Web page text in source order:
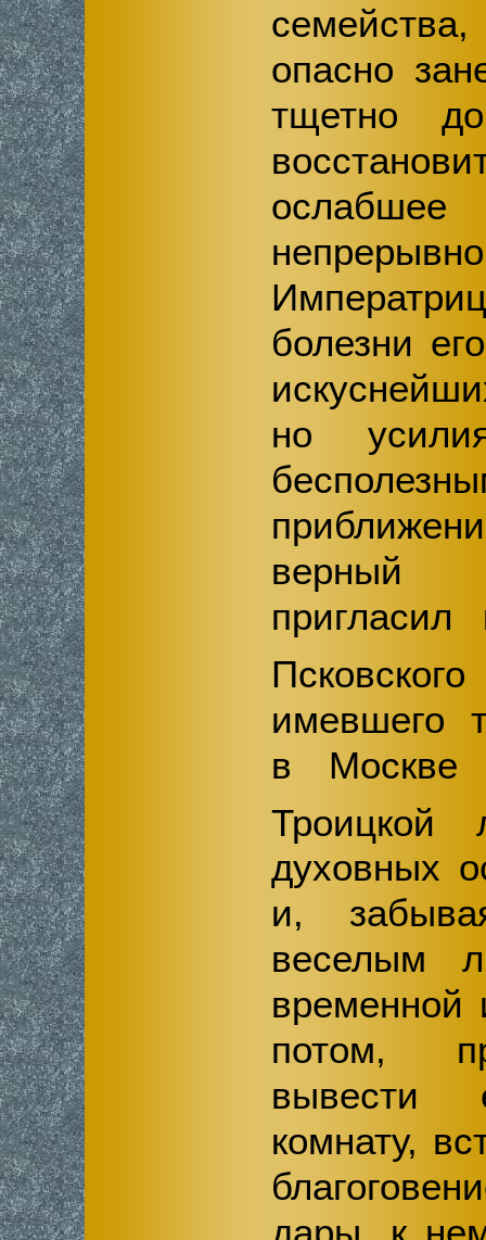
опасно
тщетно
ослабшее
болезни
но
верный
имевшего
в Москве
Троицкой
духовных
и,
веселым
временной
потом,
комнату,